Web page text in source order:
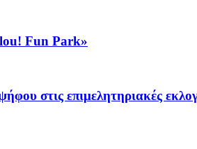
Fun Park»
στις επιμελητηριακές